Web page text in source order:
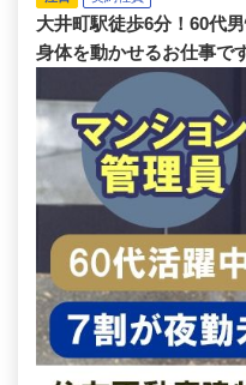
大井町駅徒歩6分！60代
身体を動かせるお仕事で